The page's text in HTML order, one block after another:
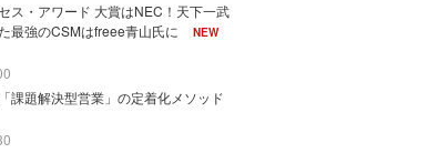
ス・アワード 大賞はNEC！天下一武
最強のCSMはfreee青山氏に
NEW
課題解決型営業」の定着化メソッド